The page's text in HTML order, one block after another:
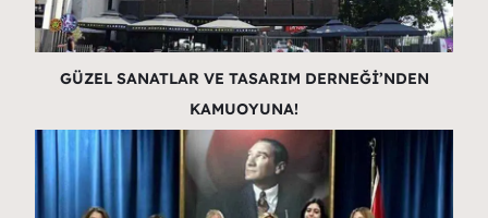
GÜZEL SANATLAR VE TASARIM DERNEĞİ’NDEN
KAMUOYUNA!